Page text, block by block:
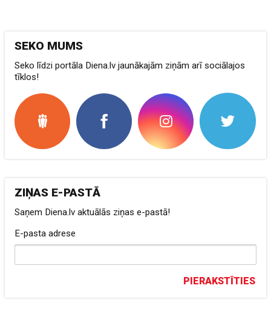
SEKO MUMS
Seko līdzi portāla Diena.lv jaunākajām ziņām arī sociālajos
tīklos!
ZIŅAS E-PASTĀ
Saņem Diena.lv aktuālās ziņas e-pastā!
E-pasta adrese
PIERAKSTĪTIES